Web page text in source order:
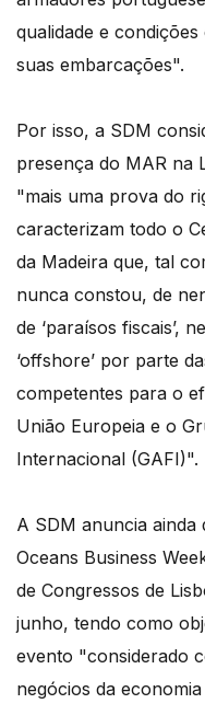
qualidade e
suas embarcações".
Por isso, a SDM
presença do MAR na
"mais uma prova do
caracterizam todo o
da Madeira que, tal
nunca constou, de
de ‘paraísos fiscais’,
‘offshore’ por parte
competentes para o
União Europeia e o
Internacional (GAFI)".
A SDM anuncia
Oceans Business
de Congressos de
junho, tendo como
evento "considerado
negócios da